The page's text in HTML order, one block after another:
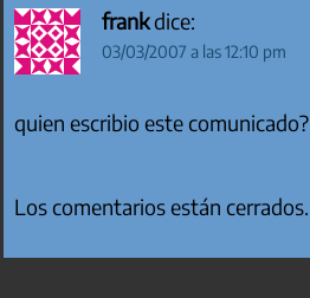
frankdice:
03/03/2007 a las 12:10 pm
quien escribio este comunicado?
Los comentarios están cerrados.